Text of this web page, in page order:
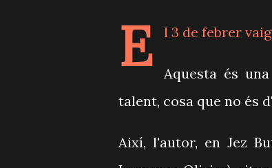
E l 3 de febrer
Aquesta és
talent, cosa que no és
Així, l'autor, en Jez